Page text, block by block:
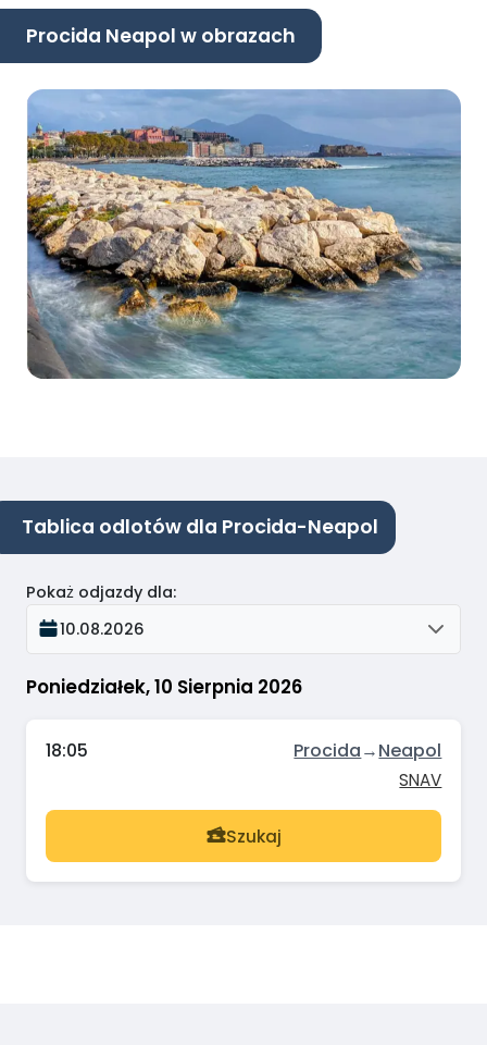
Procida Neapol w obrazach
Tablica odlotów dla Procida-Neapol
Poniedziałek, 10 Sierpnia 2026
Pokaż odjazdy dla:
10.08.2026
18:05 Procida→Neapol
SNAV
Szukaj